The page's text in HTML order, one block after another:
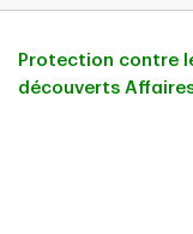
Protection contre
découverts